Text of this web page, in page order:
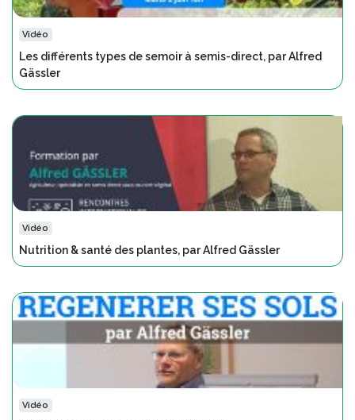
Vidéo
Les différents types de semoir à semis-direct, par Alfred
Gässler
Vidéo
Nutrition & santé des plantes, par Alfred Gässler
Vidéo